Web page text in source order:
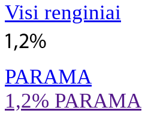
Visi renginiai
PARAMA
1,2% PARAMA